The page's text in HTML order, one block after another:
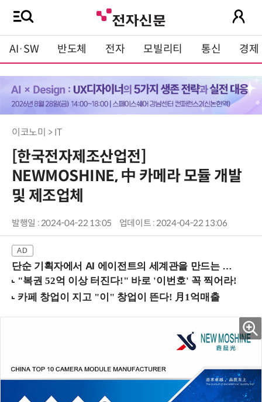
AI·SW 반도체 전자 모빌리티 통신 경제
이코노미 > IT
[한국전자제조산업전]
NEWMOSHINE, 中 카메라 모듈 개발
및 제조업체
발행일 : 2024-04-22 13:05 업데이트 : 2024-04-22 13:06
단순 기획자에서 AI 에이전트의 세계관을 만드는 지식 설계자로.. (8/20 강남역)